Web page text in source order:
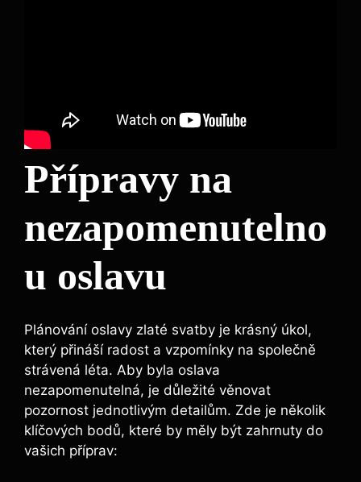
Přípravy na
nezapomenutelno
u oslavu
Plánování oslavy zlaté svatby je krásný úkol,
který přináší radost a vzpomínky na společně
strávená léta. Aby byla oslava
nezapomenutelná, je důležité věnovat
pozornost jednotlivým detailům. Zde je několik
klíčových bodů, které by měly být zahrnuty do
vašich příprav: